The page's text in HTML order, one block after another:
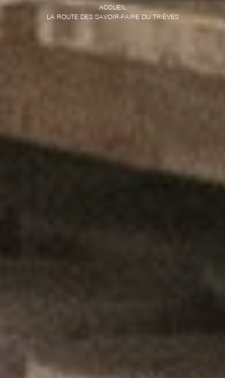
ACCUEIL
LA ROUTE DES SAVOIR-FAIRE DU TRIÈVES